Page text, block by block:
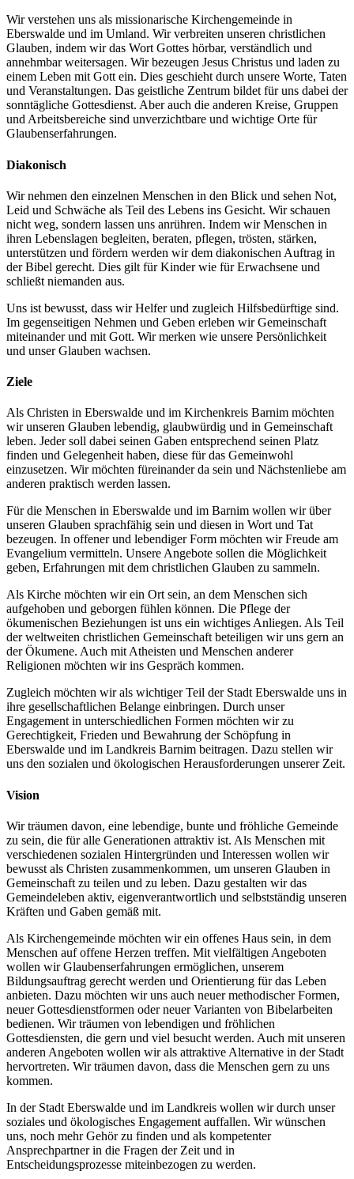
Wir verstehen uns als missionarische Kirchengemeinde in
Eberswalde und im Umland. Wir verbreiten unseren christlichen
Glauben, indem wir das Wort Gottes hörbar, verständlich und
annehmbar weitersagen. Wir bezeugen Jesus Christus und laden zu
einem Leben mit Gott ein. Dies geschieht durch unsere Worte, Taten
und Veranstaltungen. Das geistliche Zentrum bildet für uns dabei der
sonntägliche Gottesdienst. Aber auch die anderen Kreise, Gruppen
und Arbeitsbereiche sind unverzichtbare und wichtige Orte für
Glaubenserfahrungen.
Diakonisch
Wir nehmen den einzelnen Menschen in den Blick und sehen Not,
Leid und Schwäche als Teil des Lebens ins Gesicht. Wir schauen
nicht weg, sondern lassen uns anrühren. Indem wir Menschen in
ihren Lebenslagen begleiten, beraten, pflegen, trösten, stärken,
unterstützen und fördern werden wir dem diakonischen Auftrag in
der Bibel gerecht. Dies gilt für Kinder wie für Erwachsene und
schließt niemanden aus.
Uns ist bewusst, dass wir Helfer und zugleich Hilfsbedürftige sind.
Im gegenseitigen Nehmen und Geben erleben wir Gemeinschaft
miteinander und mit Gott. Wir merken wie unsere Persönlichkeit
und unser Glauben wachsen.
Ziele
Als Christen in Eberswalde und im Kirchenkreis Barnim möchten
wir unseren Glauben lebendig, glaubwürdig und in Gemeinschaft
leben. Jeder soll dabei seinen Gaben entsprechend seinen Platz
finden und Gelegenheit haben, diese für das Gemeinwohl
einzusetzen. Wir möchten füreinander da sein und Nächstenliebe am
anderen praktisch werden lassen.
Für die Menschen in Eberswalde und im Barnim wollen wir über
unseren Glauben sprachfähig sein und diesen in Wort und Tat
bezeugen. In offener und lebendiger Form möchten wir Freude am
Evangelium vermitteln. Unsere Angebote sollen die Möglichkeit
geben, Erfahrungen mit dem christlichen Glauben zu sammeln.
Als Kirche möchten wir ein Ort sein, an dem Menschen sich
aufgehoben und geborgen fühlen können. Die Pflege der
ökumenischen Beziehungen ist uns ein wichtiges Anliegen. Als Teil
der weltweiten christlichen Gemeinschaft beteiligen wir uns gern an
der Ökumene. Auch mit Atheisten und Menschen anderer
Religionen möchten wir ins Gespräch kommen.
Zugleich möchten wir als wichtiger Teil der Stadt Eberswalde uns in
ihre gesellschaftlichen Belange einbringen. Durch unser
Engagement in unterschiedlichen Formen möchten wir zu
Gerechtigkeit, Frieden und Bewahrung der Schöpfung in
Eberswalde und im Landkreis Barnim beitragen. Dazu stellen wir
uns den sozialen und ökologischen Herausforderungen unserer Zeit.
Vision
Wir träumen davon, eine lebendige, bunte und fröhliche Gemeinde
zu sein, die für alle Generationen attraktiv ist. Als Menschen mit
verschiedenen sozialen Hintergründen und Interessen wollen wir
bewusst als Christen zusammenkommen, um unseren Glauben in
Gemeinschaft zu teilen und zu leben. Dazu gestalten wir das
Gemeindeleben aktiv, eigenverantwortlich und selbstständig unseren
Kräften und Gaben gemäß mit.
Als Kirchengemeinde möchten wir ein offenes Haus sein, in dem
Menschen auf offene Herzen treffen. Mit vielfältigen Angeboten
wollen wir Glaubenserfahrungen ermöglichen, unserem
Bildungsauftrag gerecht werden und Orientierung für das Leben
anbieten. Dazu möchten wir uns auch neuer methodischer Formen,
neuer Gottesdienstformen oder neuer Varianten von Bibelarbeiten
bedienen. Wir träumen von lebendigen und fröhlichen
Gottesdiensten, die gern und viel besucht werden. Auch mit unseren
anderen Angeboten wollen wir als attraktive Alternative in der Stadt
hervortreten. Wir träumen davon, dass die Menschen gern zu uns
kommen.
In der Stadt Eberswalde und im Landkreis wollen wir durch unser
soziales und ökologisches Engagement auffallen. Wir wünschen
uns, noch mehr Gehör zu finden und als kompetenter
Ansprechpartner in die Fragen der Zeit und in
Entscheidungsprozesse miteinbezogen zu werden.